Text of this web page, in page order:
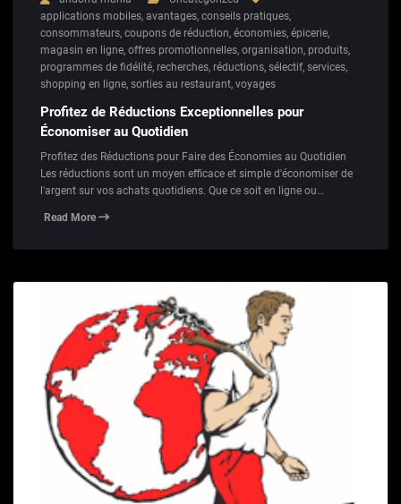
applications mobiles, avantages, conseils pratiques,
consommateurs, coupons de réduction, économies, épicerie,
magasin en ligne, offres promotionnelles, organisation, produits,
programmes de fidélité, recherches, réductions, sélectif, services,
shopping en ligne, sorties au restaurant, voyages
Profitez de Réductions Exceptionnelles pour
Économiser au Quotidien
Profitez des Réductions pour Faire des Économies au Quotidien
Les réductions sont un moyen efficace et simple d'économiser de
l'argent sur vos achats quotidiens. Que ce soit en ligne ou…
Read More